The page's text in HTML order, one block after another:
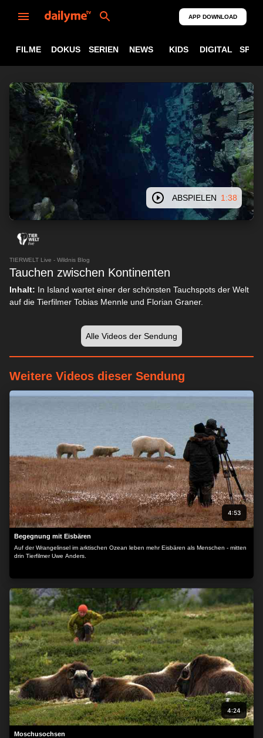
APP DOWNLOAD
FILME DOKUS SERIEN NEWS KIDS DIGITAL
ABSPIELEN 1:38
TIERWELT Live - Wildnis Blog
Tauchen zwischen Kontinenten
Inhalt: In Island wartet einer der schönsten Tauchspots der Welt
auf die Tierfilmer Tobias Mennle und Florian Graner.
Alle Videos der Sendung
Weitere Videos dieser Sendung
4:53
Begegnung mit Eisbären
Auf der Wrangelinsel im arktischen Ozean leben mehr Eisbären als Menschen - mitten
drin Tierfilmer Uwe Anders.
4:24
Moschusochsen